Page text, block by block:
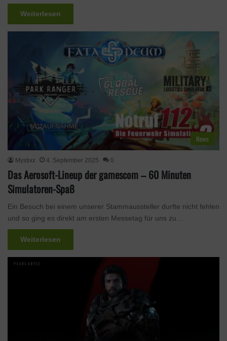
Weiterlesen
News
Mystixx 4. September 2025 0
Das Aerosoft-Lineup der gamescom – 60 Minuten
Simulatoren-Spaß
Ein Besuch bei einem unserer Stammaussteller durfte nicht fehlen
und so ging es direkt am ersten Messetag für uns zu…
Weiterlesen